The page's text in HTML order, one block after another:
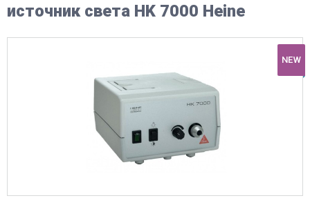
источник света HK 7000 Heine
NEW